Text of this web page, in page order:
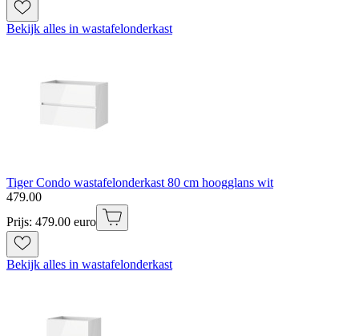
Bekijk alles in wastafelonderkast
Tiger Condo wastafelonderkast 80 cm hoogglans wit
479.00
Prijs: 479.00 euro
Bekijk alles in wastafelonderkast